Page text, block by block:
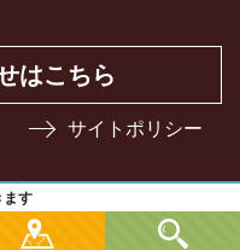
ます
はこちら
サイトポリシー